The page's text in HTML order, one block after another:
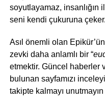
soyutlayamaz, insanlığın
seni kendi çukuruna çeker.
Asıl önemli olan
zevki daha anlamlı bir “
etmektir. Güncel haberler
bulunan sayfamızı
takipte kalmayı